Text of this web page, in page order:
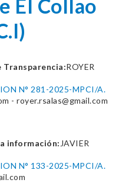
El Collao
Transparencia:ROYER
N° 281-2025-MPCI/A.
- royer.rsalas@gmail.com
información: JAVIER
N° 133-2025-MPCI/A.